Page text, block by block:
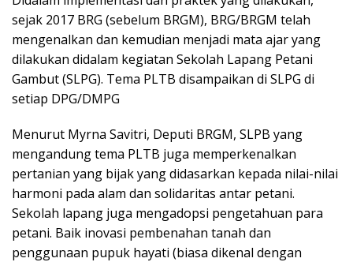
sejak 2017 BRG (sebelum BRGM), BRG/BRGM telah
mengenalkan dan kemudian menjadi mata ajar yang
dilakukan didalam kegiatan Sekolah Lapang Petani
Gambut (SLPG). Tema PLTB disampaikan di SLPG di
setiap DPG/DMPG
Menurut Myrna Savitri, Deputi BRGM, SLPB yang
mengandung tema PLTB juga memperkenalkan
pertanian yang bijak yang didasarkan kepada nilai-nilai
harmoni pada alam dan solidaritas antar petani.
Sekolah lapang juga mengadopsi pengetahuan para
petani. Baik inovasi pembenahan tanah dan
penggunaan pupuk hayati (biasa dikenal dengan